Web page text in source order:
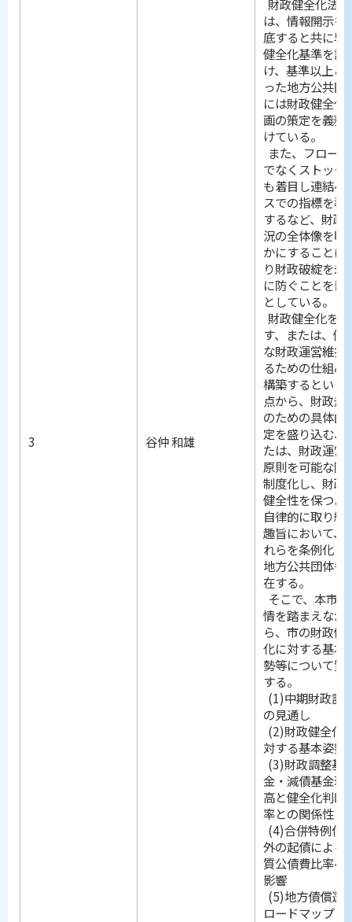
3 谷仲 和雄
財政健全化法で
は、情報開示を
底すると共に早
健全化基準を設
け、基準以上と
った地方公共団
には財政健全化
画の策定を義務
けている。
また、フロー
でなくストック
も着目し連結ベ
スでの指標を導
するなど、財政
況の全体像を明
かにすることに
り財政破綻を未
に防ぐことを目
としている。
財政健全化を
す、または、健
な財政運営維持
るための仕組み
構築するという
点から、財政規
のための具体的
定を盛り込む、
たは、財政運営
原則を可能な限
制度化し、財政
健全性を保つよ
自律的に取り組
趣旨において、
れらを条例化し
地方公共団体も
在する。
そこで、本市
情を踏まえなが
ら、市の財政健
化に対する基本
勢等について質
する。
(1)中期財政計
の見通し
(2)財政健全化
対する基本姿勢
(3)財政調整基
金・減債基金現
高と健全化判断
率との関係性
(4)合併特例債
外の起債による
質公債費比率へ
影響
(5)地方債償還
ロードマップ